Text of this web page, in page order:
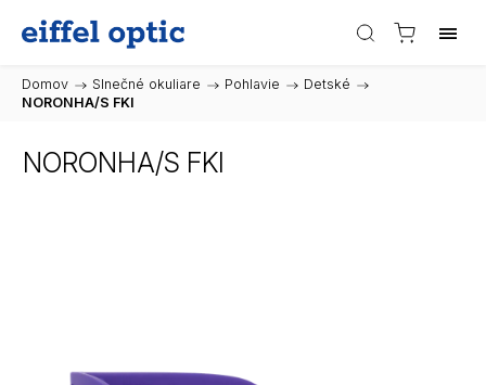
Domov / Slnečné okuliare / Pohlavie / Detské /
NORONHA/S FKI
NORONHA/S FKI